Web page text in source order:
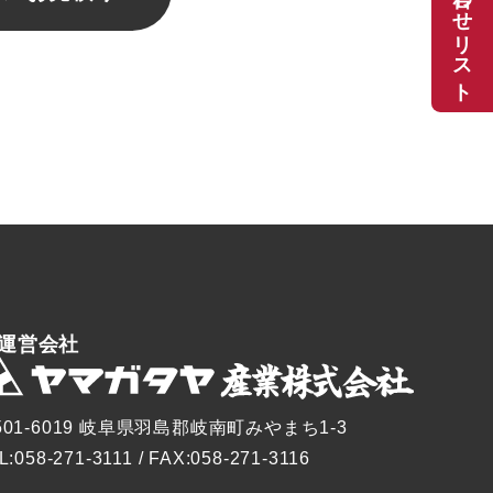
営会社
6019 岐阜県羽島郡岐南町みやまち1-3
271-3111 / FAX:058-271-3116